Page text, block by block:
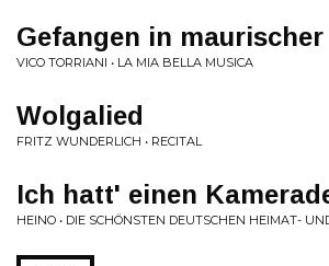
Gefangen in maurischer
VICO TORRIANI • LA MIA BELLA MUSICA
Wolgalied
FRITZ WUNDERLICH • RECITAL
Ich hatt' einen
HEINO • DIE SCHÖNSTEN DEUTSCHEN HEIMAT-